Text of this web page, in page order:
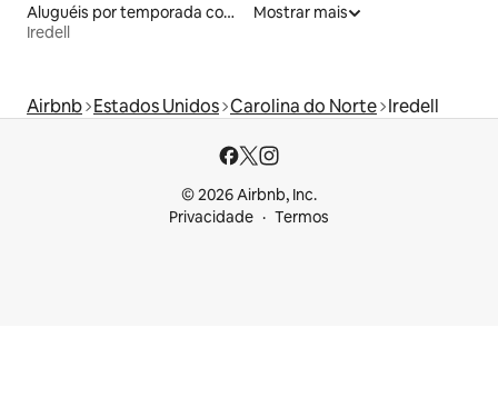
Aluguéis por temporada com suítes privativas
Iredell
Mostrar mais
Airbnb Estados Unidos Carolina do Norte Iredell
© 2026 Airbnb, Inc.
Privacidade
Termos